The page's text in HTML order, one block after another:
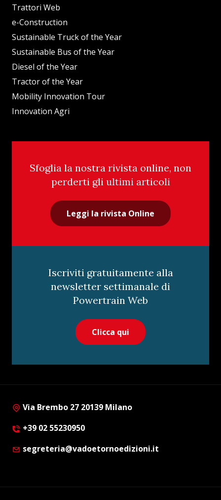
Trattori Web
e-Construction
Sustainable Truck of the Year
Sustainable Bus of the Year
Diesel of the Year
Tractor of the Year
Mobility Innovation Tour
Innovation Agri
Sfoglia la nostra rivista online, non
perderti gli ultimi articoli
Leggi la rivista Online
Iscriviti gratuitamente alla
newsletter settimanale di
Powertrain Web
Clicca qui
Via Brembo 27 20139 Milano
+39 02 55230950
segreteria@vadoetornoedizioni.it